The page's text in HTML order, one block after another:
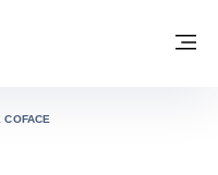
Coface